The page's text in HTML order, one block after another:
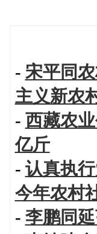
- 宋平同
主义新农
- 西藏农
亿斤
- 认真执
今年农村
- 李鹏同